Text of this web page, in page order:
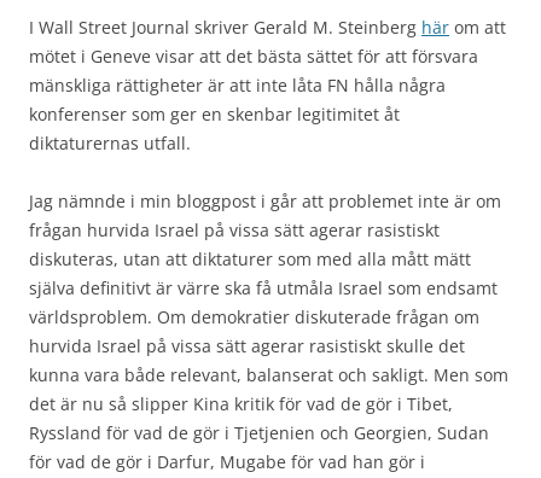
I Wall Street Journal skriver Gerald M. Steinberg här om att
mötet i Geneve visar att det bästa sättet för att försvara
mänskliga rättigheter är att inte låta FN hålla några
konferenser som ger en skenbar legitimitet åt
diktaturernas utfall.
Jag nämnde i min bloggpost i går att problemet inte är om
frågan hurvida Israel på vissa sätt agerar rasistiskt
diskuteras, utan att diktaturer som med alla mått mätt
själva definitivt är värre ska få utmåla Israel som endsamt
världsproblem. Om demokratier diskuterade frågan om
hurvida Israel på vissa sätt agerar rasistiskt skulle det
kunna vara både relevant, balanserat och sakligt. Men som
det är nu så slipper Kina kritik för vad de gör i Tibet,
Ryssland för vad de gör i Tjetjenien och Georgien, Sudan
för vad de gör i Darfur, Mugabe för vad han gör i